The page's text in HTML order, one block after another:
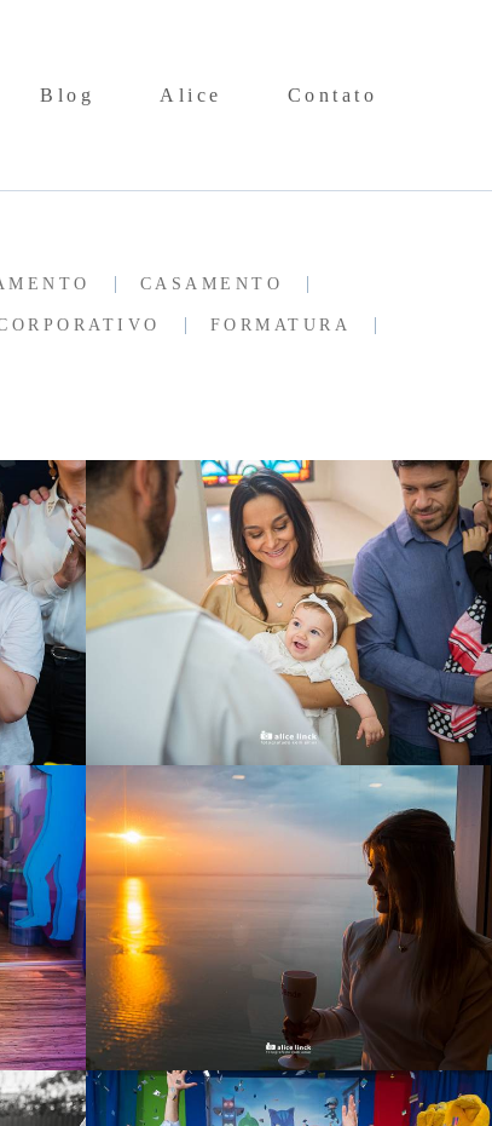
Blog Alice Contato
CASAMENTO
FORMATURA
2156 121
1170 217